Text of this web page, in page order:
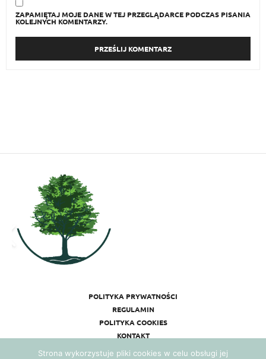
ZAPAMIĘTAJ MOJE DANE W TEJ PRZEGLĄDARCE PODCZAS PISANIA
KOLEJNYCH KOMENTARZY.
POLITYKA PRYWATNOŚCI
REGULAMIN
POLITYKA COOKIES
KONTAKT
Strona wykorzystuje pliki cookies w celu obsługi jej